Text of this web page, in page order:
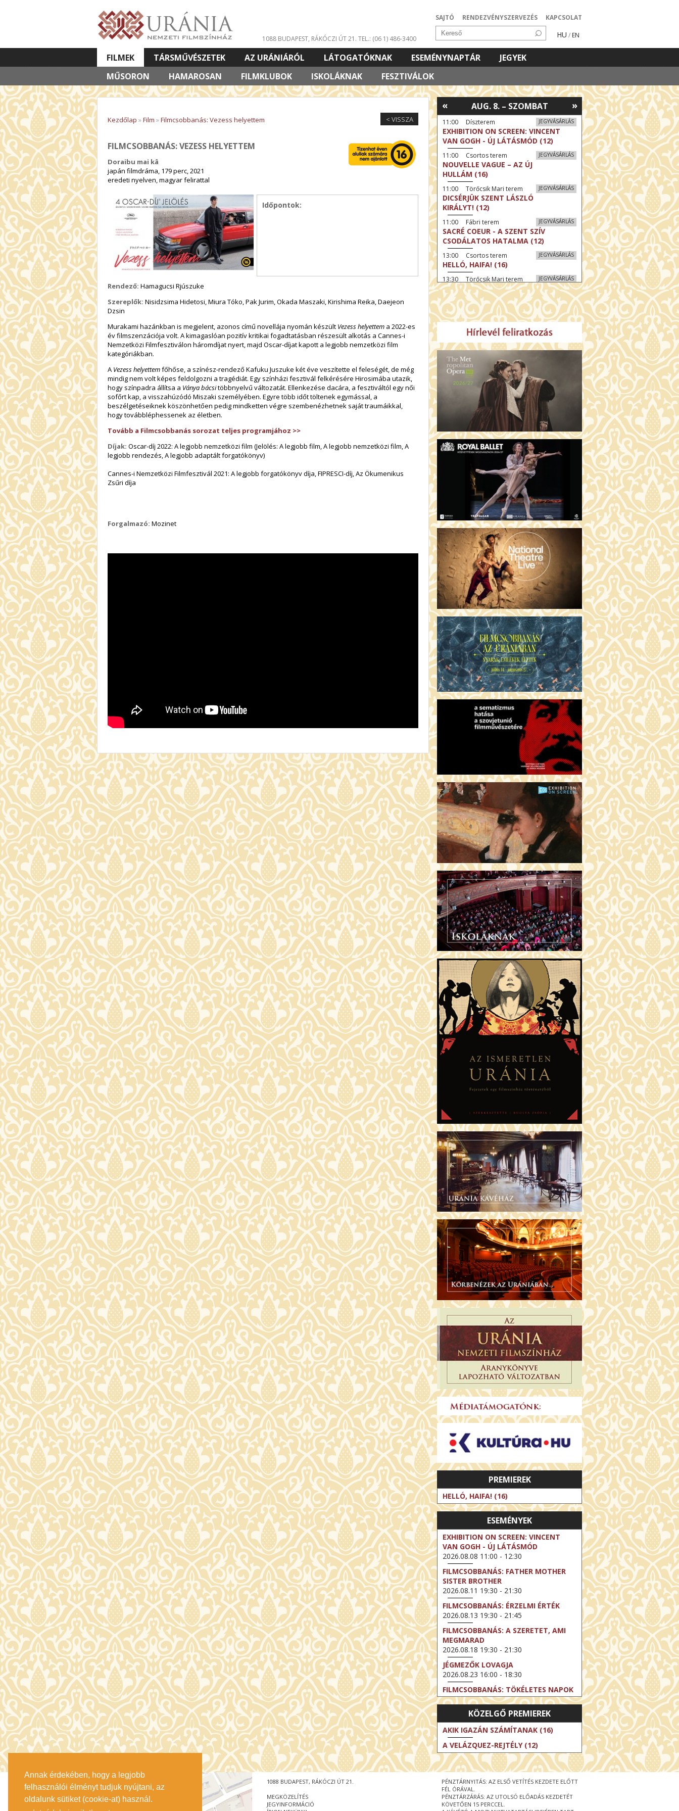
Annak érdekében, hogy a legjobb
felhasználói élményt tudjuk nyújtani, az
oldalunk sütiket (cookie-at) használ.
SAJTÓ RENDEZVÉNYSZERVEZÉS KAPCSOLAT
HU / EN
1088 BUDAPEST, RÁKÓCZI ÚT 21. TEL.: (06 1) 486-3400
FILMEK
MŰSORON
HAMAROSAN FILMKLUBOK ISKOLÁKNAK FESZTIVÁLOK
TÁRSMŰVÉSZETEK AZ URÁNIÁRÓL LÁTOGATÓKNAK ESEMÉNYNAPTÁR
JEGYEK
VETÍTETT KÉPES ELŐADÁSOK
< VISSZA
Kezdőlap »Film »Filmcsobbanás: Vezess helyettem
FILMCSOBBANÁS: VEZESS HELYETTEM
Doraibu mai kâ
japán filmdráma, 179 perc, 2021
eredeti nyelven, magyar felirattal
Időpontok:
Rendező: Hamagucsi Rjúszuke
Szereplők: Nisidzsima Hidetosi, Miura Tóko, Pak Jurim, Okada Maszaki, Kirishima Reika, Daejeon
Dzsin
Murakami hazánkban is megjelent, azonos című novellája nyomán készült Vezess helyettem a 2022-es
év filmszenzációja volt. A kimagaslóan pozitív kritikai fogadtatásban részesült alkotás a Cannes-i
Nemzetközi Filmfesztiválon háromdíjat nyert, majd Oscar-díjat kapott a legjobb nemzetközi film
kategóriákban.
A Vezess helyettemfőhőse, a színész-rendező Kafuku Juszuke két éve veszítette el feleségét, de még
mindig nem volt képes feldolgozni a tragédiát. Egy színházi fesztivál felkérésére Hirosimába utazik,
hogy színpadra állítsa a Ványa bácsitöbbnyelvű változatát. Ellenkezése dacára, a fesztiváltól egy női
sofőrt kap, a visszahúzódó Miszaki személyében. Egyre több időt töltenek egymással, a
beszélgetéseiknek köszönhetően pedig mindketten végre szembenézhetnek saját traumáikkal,
hogy továbbléphessenek az életben.
Tovább a Filmcsobbanás sorozat teljes programjához >>
Díjak: Oscar-díj 2022: A legjobb nemzetközi film (Jelölés: A legjobb film, A legjobb nemzetközi film, A
legjobb rendezés, A legjobb adaptált forgatókönyv)
Cannes-i Nemzetközi Filmfesztivál 2021: A legjobb forgatókönyv díja, FIPRESCI-díj, Az Ökumenikus
Zsűri díja
Forgalmazó: Mozinet
»
AUG. 8. – SZOMBAT
«
JEGYVÁSÁRLÁS
11:00 Díszterem
EXHIBITION ON SCREEN: VINCENT
VAN GOGH - ÚJ LÁTÁSMÓD (12)
JEGYVÁSÁRLÁS
11:00 Csortos terem
NOUVELLE VAGUE – AZ ÚJ
HULLÁM (16)
JEGYVÁSÁRLÁS
11:00 Törőcsik Mari terem
DICSÉRJÜK SZENT LÁSZLÓ
KIRÁLYT! (12)
JEGYVÁSÁRLÁS
11:00 Fábri terem
SACRÉ COEUR - A SZENT SZÍV
CSODÁLATOS HATALMA (12)
JEGYVÁSÁRLÁS
13:00 Csortos terem
HELLÓ, HAIFA! (16)
JEGYVÁSÁRLÁS
13:30 Törőcsik Mari terem
A KEGYELEM (16)
JEGYVÁSÁRLÁS
13:30 Díszterem
MAGYAR MENYEGZŐ (12)
14:30 Fábri terem
MESSZI ÉSZAK (12)
JEGYVÁSÁRLÁS
15:00 Csortos terem
MOHÁCS – VILÁGOK HARCA (12)
15:30 Díszterem
ODÜSSZEIA (16)
JEGYVÁSÁRLÁS
16:00 Törőcsik Mari terem
TALÁLKOZÁS A BUDDHÁVAL (12)
JEGYVÁSÁRLÁS
17:00 Fábri terem
MOMO (12)
17:00 Csortos terem
ARGENTIN TÖRTÉNETEK (16)
19:00 Fábri terem
AZ ÖRDÖG PRADÁT VISEL 2. (12)
19:00 Csortos terem
ÁDÁM ALMÁI (16)
JEGYVÁSÁRLÁS
19:00 Törőcsik Mari terem
HOGYAN TUDNÉK ÉLNI
NÉLKÜLED? (12)
JEGYVÁSÁRLÁS
19:00 Díszterem
ODÜSSZEIA (16)
PREMIEREK
HELLÓ, HAIFA! (16)
ESEMÉNYEK
EXHIBITION ON SCREEN: VINCENT
VAN GOGH - ÚJ LÁTÁSMÓD
2026.08.08 11:00 - 12:30
FILMCSOBBANÁS: FATHER MOTHER
SISTER BROTHER
2026.08.11 19:30 - 21:30
FILMCSOBBANÁS: ÉRZELMI ÉRTÉK
2026.08.13 19:30 - 21:45
FILMCSOBBANÁS: A SZERETET, AMI
MEGMARAD
2026.08.18 19:30 - 21:30
JÉGMEZŐK LOVAGJA
2026.08.23 16:00 - 18:30
FILMCSOBBANÁS: TÖKÉLETES NAPOK
2026.08.25 19:30 - 21:45
FILMCSOBBANÁS: IFJÚSÁG
2026.08.27 19:30 - 21:30
EXHIBITION ON SCREEN: VINCENT
VAN GOGH - ÚJ LÁTÁSMÓD
2026.08.30 11:00 - 12:30
NT LIVE / DAVID IRELAND: THE FIFTH
STEP
2026.09.01 19:00 - 21:00
BERLIN ELESTE
KÖZELGŐ PREMIEREK
AKIK IGAZÁN SZÁMÍTANAK (16)
A VELÁZQUEZ-REJTÉLY (12)
PÉNZTÁRNYITÁS: AZ ELSŐ VETÍTÉS KEZDETE ELŐTT
FÉL ÓRÁVAL.
PÉNZTÁRZÁRÁS: AZ UTOLSÓ ELŐADÁS KEZDETÉT
KÖVETŐEN 15 PERCCEL.
1088 BUDAPEST, RÁKÓCZI ÚT 21.
MEGKÖZELÍTÉS
JEGYINFORMÁCIÓ